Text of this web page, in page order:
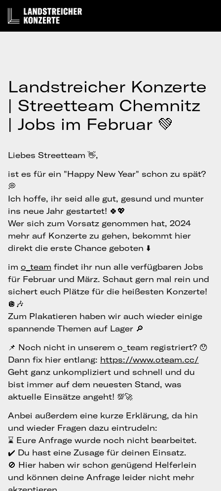
Landstreicher Konzerte
| Streetteam Chemnitz
| Jobs im Februar 💚
Liebes Streetteam 👋,
ist es für ein "Happy New Year" schon zu spät?
💭
Ich hoffe, ihr seid alle gut, gesund und munter
ins neue Jahr gestartet! 🍀💖
Wer sich zum Vorsatz genommen hat, 2024
mehr auf Konzerte zu gehen, bekommt hier
direkt die erste Chance geboten ⬇️
im o_team findet ihr nun alle verfügbaren Jobs
für Februar und März. Schaut gern mal rein und
sichert euch Plätze für die heißesten Konzerte!
🪩🎶
Zum Plakatieren haben wir auch wieder einige
spannende Themen auf Lager 🔎
📌 Noch nicht in unserem o_team registriert? 😯
Dann fix hier entlang: https://www.oteam.cc/
Geht ganz unkompliziert und schnell und du
bist immer auf dem neuesten Stand, was
aktuelle Einsätze angeht! 💯🚀
Anbei außerdem eine kurze Erklärung, da hin
und wieder Fragen dazu eintrudeln:
⌛️ Eure Anfrage wurde noch nicht bearbeitet.
✔️ Du hast eine Zusage für deinen Einsatz.
🚫 Hier haben wir schon genügend Helferlein
und können deine Anfrage leider nicht mehr